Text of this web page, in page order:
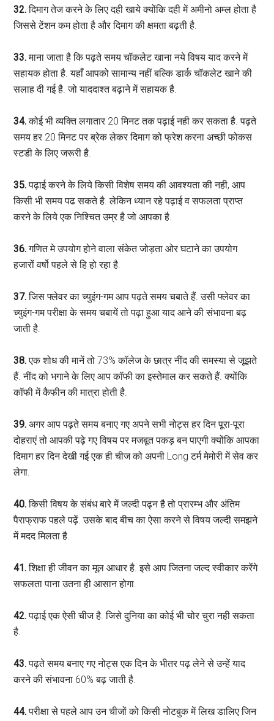
32.दिमाग तेज करने के लिए दही खाये क्योंकि दही में अमीनो अम्ल होता है
जिससे टेंशन कम होता है और दिमाग की क्षमता बढ़ती है.
33.माना जाता है कि पढ़ते समय चॉकलेट खाना नये विषय याद करने में
सहायक होता है. यहाँ आपको सामान्य नहीं बल्कि डार्क चॉकलेट खाने की
सलाह दी गई है. जो याददाश्त बढ़ाने में सहायक है.
34.कोई भी व्यक्ति लगातार 20 मिनट तक पढ़ाई नही कर सकता है. पढ़ते
समय हर 20 मिनट पर ब्रेक लेकर दिमाग को फ्रेश करना अच्छी फोकस
स्टडी के लिए जरूरी है.
35.पढ़ाई करने के लिये किसी विशेष समय की आवश्यता की नही, आप
किसी भी समय पढ सकते है. लेकिन ध्यान रहे पढ़ाई व सफलता प्राप्त
करने के लिये एक निश्चित उम्र है जो आपका है.
36.गणित मे उपयोग होने वाला संकेत जोड़ता ओर घटाने का उपयोग
हजारों वर्षो पहले से हि हो रहा है.
37.जिस फ्लेवर का च्युइंग-गम आप पढ़ते समय चबाते हैं. उसी फ्लेवर का
च्युइंग-गम परीक्षा के समय चबायें तो पढ़ा हुआ याद आने की संभावना बढ़
जाती है.
38.एक शोध की मानें तो 73% कॉलेज के छात्र नींद की समस्या से जूझते
हैं. नींद को भगाने के लिए आप कॉफी का इस्तेमाल कर सकते हैं. क्योंकि
कॉफी में कैफीन की मात्रा होती है.
39.अगर आप पढ़ते समय बनाए गए अपने सभी नोट्स हर दिन पूरा-पूरा
दोहराएं तो आपकी पढ़े गए विषय पर मजबूत पकड़ बन पाएगी क्योंकि आपका
दिमाग हर दिन देखी गई एक ही चीज को अपनी Long टर्म मेमोरी में सेव कर
लेगा.
40.किसी विषय के संबंध बारे में जल्दी पढ्न है तो प्रारम्भ और अंतिम
पैराफ्राफ पहले पढ़ें. उसके बाद बीच का ऐसा करने से विषय जल्दी समझने
में मदद मिलता है.
41.शिक्षा ही जीवन का मूल आधार है. इसे आप जितना जल्द स्वीकार करेंगे
सफलता पाना उतना ही आसान होगा.
42.पढ़ाई एक ऐसी चीज है. जिसे दुनिया का कोई भी चोर चुरा नही सकता
है.
43.पढ़ते समय बनाए गए नोट्स एक दिन के भीतर पढ़ लेने से उन्हें याद
करने की संभावना 60% बढ़ जाती है.
44.परीक्षा से पहले आप उन चीजों को किसी नोटबुक में लिख डालिए जिन